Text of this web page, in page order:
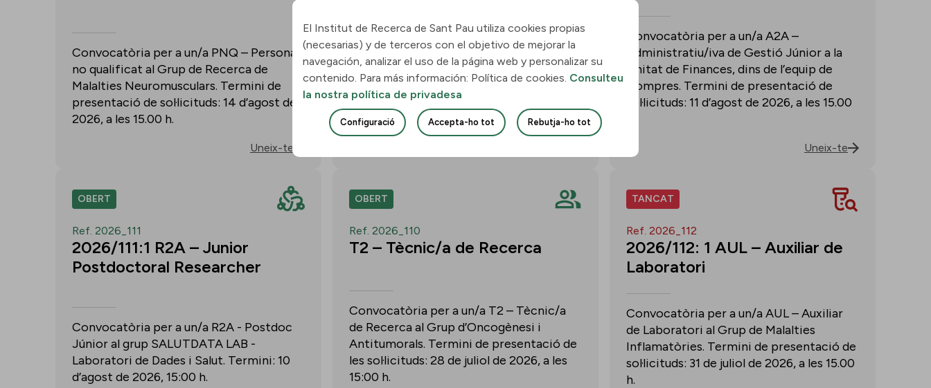
Convocatòria per a un/a PNQ – Personal
no qualificat al Grup de Recerca de
Malalties Neuromusculars. Termini de
presentació de sol·licituds: 14 d’agost de
2026, a les 15.00 h.
Uneix-te
Convocatòria per a un/a T4A - Tècnic/a
Superior Júnior al grup Neurobiologia de
les Demències - Multilingual Aphasia &
Dementia Research Lab. Termini: 11
d’agost de 2026, 15.00 h.
Convocatòria per a un/a A2A –
Administratiu/iva de Gestió Júnior a la
Unitat de Finances, dins de l’equip de
Compres. Termini de presentació de
sol·licituds: 11 d’agost de 2026, a les 15.00
Uneix-te
OBERT
Ref. 2026_111
2026/111:1 R2A – Junior
Postdoctoral Researcher
Convocatòria per a un/a R2A - Postdoc
Júnior al grup SALUTDATA LAB -
Laboratori de Dades i Salut. Termini: 10
d’agost de 2026, 15:00 h.
OBERT
Ref. 2026_110
T2 – Tècnic/a de Recerca
Convocatòria per a un/a T2 – Tècnic/a
de Recerca al Grup d’Oncogènesi i
Antitumorals. Termini de presentació de
les sol·licituds: 28 de juliol de 2026, a les
15:00 h.
TANCAT
Ref. 2026_112
2026/112: 1 AUL – Auxiliar de
Laboratori
Convocatòria per a un/a AUL – Auxiliar
de Laboratori al Grup de Malalties
Inflamatòries. Termini de presentació de
sol·licituds: 31 de juliol de 2026, a les 15.00
h.
El Institut de Recerca de Sant Pau utiliza cookies propias
(necesarias) y de terceros con el objetivo de mejorar la
navegación, analizar el uso de la página web y personalizar su
contenido. Para más información: Política de cookies. Consulteu
la nostra política de privadesa
Configuració Accepta-ho tot Rebutja-ho tot